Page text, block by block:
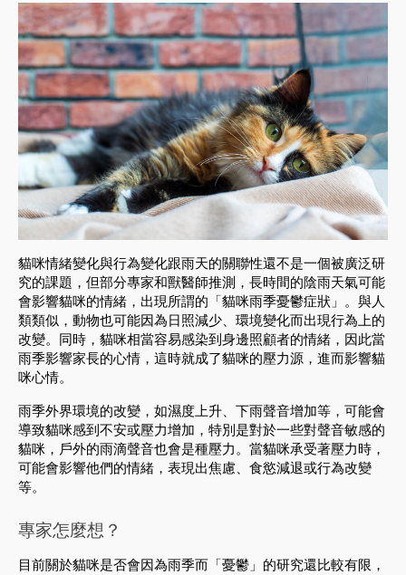
貓咪情緒變化與行為變化跟雨天的關聯性還不是一個被廣泛研
究的課題，但部分專家和獸醫師推測，長時間的陰雨天氣可能
會影響貓咪的情緒，出現所謂的「貓咪雨季憂鬱症狀」。與人
類類似，動物也可能因為日照減少、環境變化而出現行為上的
改變。同時，貓咪相當容易感染到身邊照顧者的情緒，因此當
雨季影響家長的心情，這時就成了貓咪的壓力源，進而影響貓
咪心情。
雨季外界環境的改變，如濕度上升、下雨聲音增加等，可能會
導致貓咪感到不安或壓力增加，特別是對於一些對聲音敏感的
貓咪，戶外的雨滴聲音也會是種壓力。當貓咪承受著壓力時，
可能會影響他們的情緒，表現出焦慮、食慾減退或行為改變
等。
專家怎麼想？
目前關於貓咪是否會因為雨季而「憂鬱」的研究還比較有限，